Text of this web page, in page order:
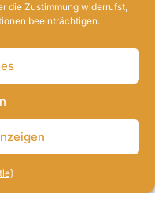
die Zustimmung widerrufst,
beeinträchtigen.
Einstellungen